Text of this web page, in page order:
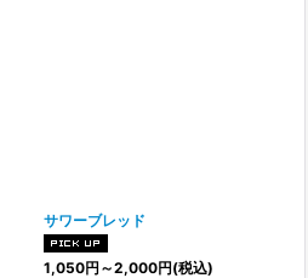
サワーブレッド
1,050円 ～2,000円(税込)